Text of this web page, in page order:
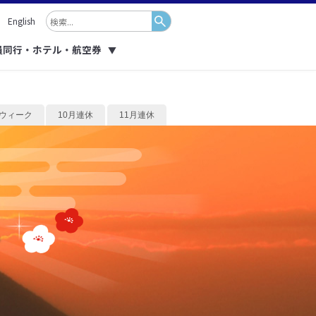
English
行・ホテル・航空券 ▼
ィーク 10月連休 11月連休